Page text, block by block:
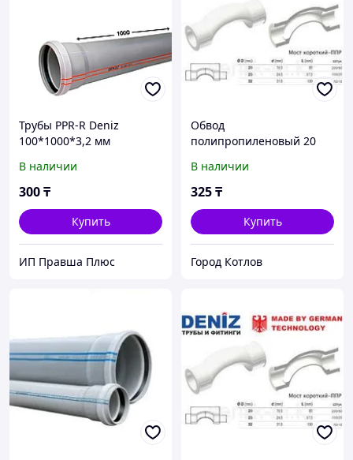
Трубы PPR-R Deniz
100*1000*3,2 мм
В наличии
300₸
Купить
ИП Правша Плюс
Обвод
полипропиленовый 20
В наличии
325₸
Купить
Город Котлов